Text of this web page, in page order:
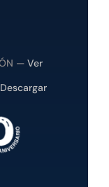
— Ver
Descargar